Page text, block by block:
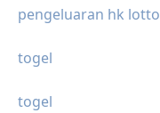
pengeluaran hk lotto
togel
togel